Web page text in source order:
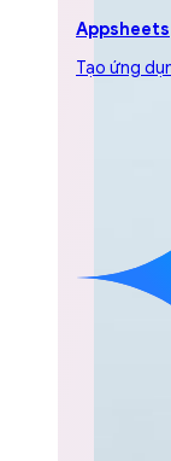
Appsheets
Tạo ứng